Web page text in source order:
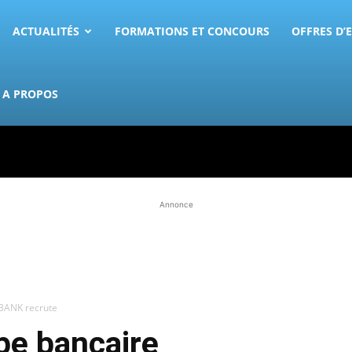
ACTUALITÉS FORMATIONS ET CONCOURS OFFRES
A PROPOS
Annonce
recrute
bancaire